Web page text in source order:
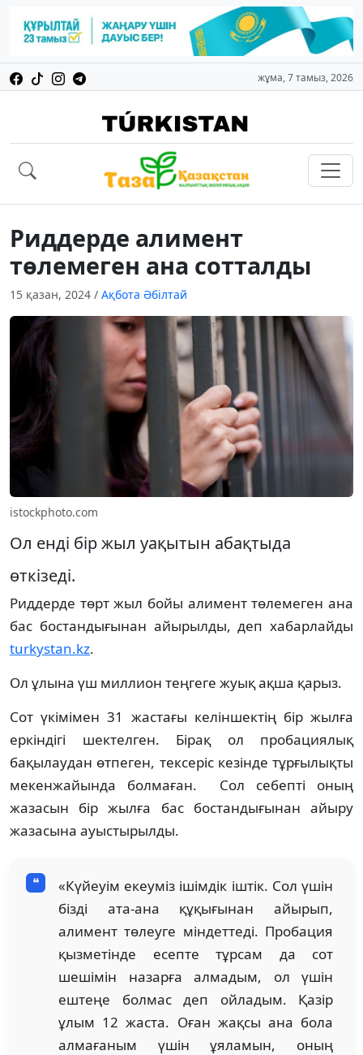
жұма, 7 тамыз, 2026
Риддерде алимент
төлемеген ана сотталды
15 қазан, 2024 / Ақбота Әбілтай
istockphoto.com
Ол енді бір жыл уақытын абақтыда
өткізеді.
Риддерде төрт жыл бойы алимент төлемеген ана
бас бостандығынан айырылды, деп хабарлайды
turkystan.kz.
Ол ұлына үш миллион теңгеге жуық ақша қарыз.
Сот үкімімен 31 жастағы келіншектің бір жылға
еркіндігі шектелген. Бірақ ол пробациялық
бақылаудан өтпеген, тексеріс кезінде тұрғылықты
мекенжайында болмаған. Сол себепті оның
жазасын бір жылға бас бостандығынан айыру
жазасына ауыстырылды.
«Күйеуім екеуміз ішімдік іштік. Сол үшін
бізді ата-ана құқығынан айырып,
алимент төлеуге міндеттеді. Пробация
қызметінде есепте тұрсам да сот
шешімін назарға алмадым, ол үшін
ештеңе болмас деп ойладым. Қазір
ұлым 12 жаста. Оған жақсы ана бола
алмағаным үшін ұяламын, оның